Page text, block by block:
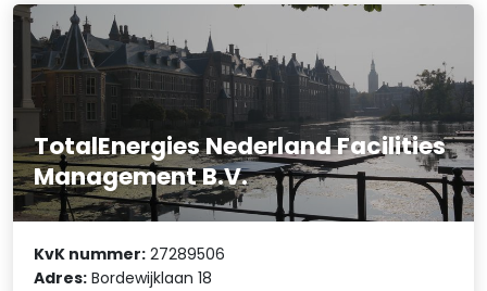
TotalEnergies Nederland Facilities
Management B.V.
KvK nummer: 27289506
Adres: Bordewijklaan 18